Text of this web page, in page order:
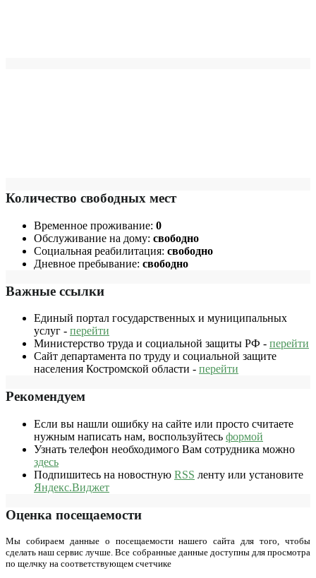
Количество свободных мест
Временное проживание: 0
Обслуживание на дому: свободно
Социальная реабилитация: свободно
Дневное пребывание: свободно
Важные ссылки
Единый портал государственных и муниципальных
услуг - перейти
Министерство труда и социальной защиты РФ - перейти
Сайт департамента по труду и социальной защите
населения Костромской области - перейти
Рекомендуем
Если вы нашли ошибку на сайте или просто считаете
нужным написать нам, воспользуйтесь формой
Узнать телефон необходимого Вам сотрудника можно
здесь
Подпишитесь на новостную RSS ленту или установите
Яндекс.Виджет
Оценка посещаемости
Мы собираем данные о посещаемости нашего сайта для того, чтобы
сделать наш сервис лучше. Все собранные данные доступны для просмотра
по щелчку на соответствующем счетчике